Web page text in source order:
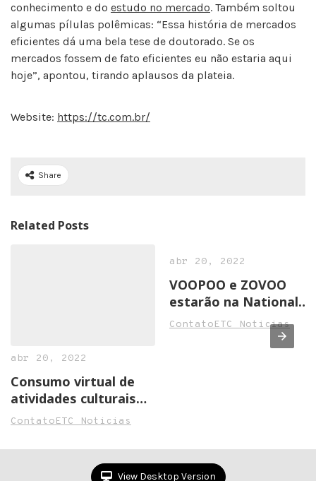
conhecimento e do estudo no mercado. Também soltou
algumas pílulas polêmicas: “Essa história de mercados
eficientes dá uma bela tese de doutorado. Se os
mercados fossem de fato eficientes eu não estaria aqui
hoje”, apontou, tirando aplausos da plateia.
Website: https://tc.com.br/
Share
Related Posts
abr 20, 2022
Consumo virtual de
atividades culturais
cresce na pandemia
ContatoETC Noticias
abr 20, 2022
VOOPOO e ZOVOO
estarão na National
Convenience Show
2022 em Birmingham
ContatoETC Noticias
View Desktop Version